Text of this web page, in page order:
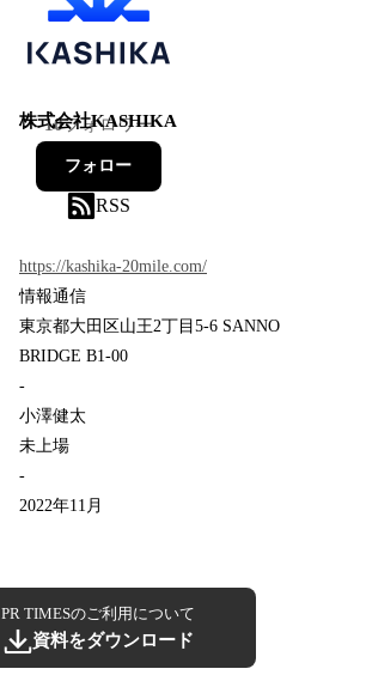
株式会社KASHIKA
10フォロワー
フォロー
RSS
https://kashika-20mile.com/
情報通信
東京都大田区山王2丁目5-6 SANNO
BRIDGE B1-00
-
小澤健太
未上場
-
2022年11月
PR TIMESのご利用について
資料をダウンロード